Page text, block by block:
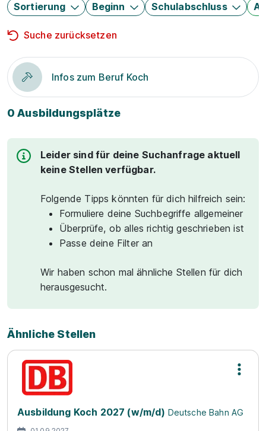
Sortierung Beginn Schulabschluss
Suche zurücksetzen
Infos zum Beruf Koch
0 Ausbildungsplätze
Leider sind für deine Suchanfrage aktuell
keine Stellen verfügbar.
Folgende Tipps könnten für dich hilfreich sein:
Formuliere deine Suchbegriffe allgemeiner
Überprüfe, ob alles richtig geschrieben ist
Passe deine Filter an
Wir haben schon mal ähnliche Stellen für dich
herausgesucht.
Ähnliche Stellen
Ausbildung Koch 2027 (w/m/d) Deutsche Bahn AG